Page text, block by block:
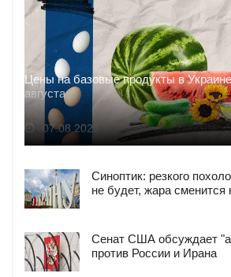
Цены на базовые продукты в
августа
07.08.2026
Синоптик: резкого
не будет, жара
Сенат США обсуждает
против России и Ирана